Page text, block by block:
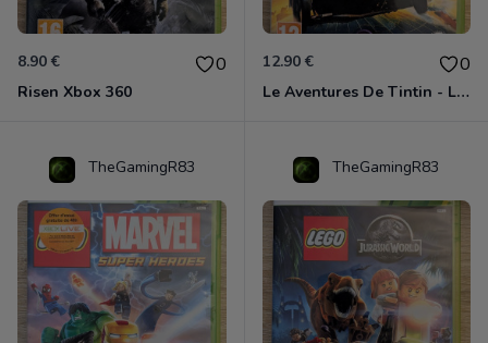
8.90 € 0
Risen Xbox 360
12.90 € 0
Le Aventures De Tintin - Le Secret De La Licorne Xbox 360
TheGamingR83 TheGamingR83